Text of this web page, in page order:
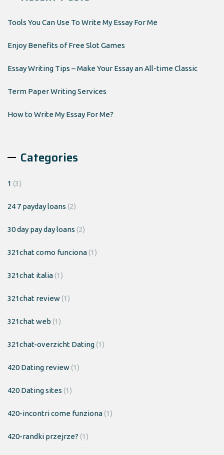
Tools You Can Use To Write My Essay For Me
Enjoy Benefits of Free Slot Games
Essay Writing Tips – Make Your Essay an All-time Classic
Term Paper Writing Services
How to Write My Essay For Me?
Categories
1 (3)
24 7 payday loans (2)
30 day pay day loans (2)
321chat como funciona(1)
321chat italia(1)
321chat review(1)
321chat web (1)
321chat-overzicht Dating(1)
420 Dating review(1)
420 Dating sites (1)
420-incontri come funziona(1)
420-randki przejrze? (1)